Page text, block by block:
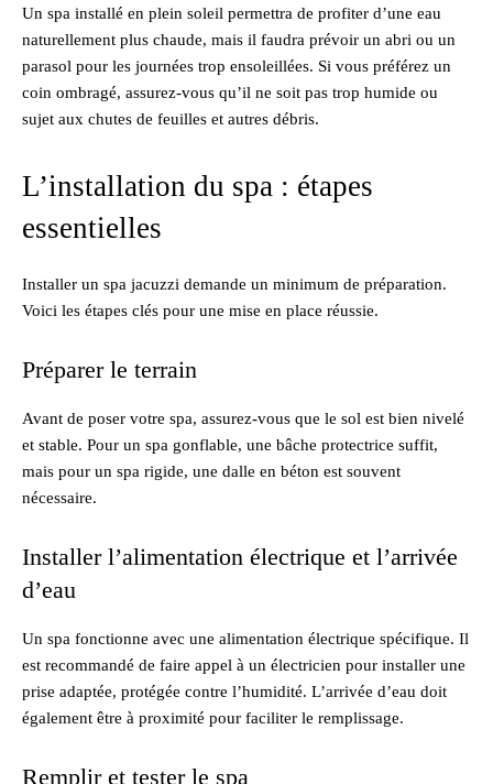
Un spa installé en plein soleil permettra de profiter d’une eau
naturellement plus chaude, mais il faudra prévoir un abri ou un
parasol pour les journées trop ensoleillées. Si vous préférez un
coin ombragé, assurez-vous qu’il ne soit pas trop humide ou
sujet aux chutes de feuilles et autres débris.
L’installation du spa : étapes
essentielles
Installer un spa jacuzzi demande un minimum de préparation.
Voici les étapes clés pour une mise en place réussie.
Préparer le terrain
Avant de poser votre spa, assurez-vous que le sol est bien nivelé
et stable. Pour un spa gonflable, une bâche protectrice suffit,
mais pour un spa rigide, une dalle en béton est souvent
nécessaire.
Installer l’alimentation électrique et l’arrivée
d’eau
Un spa fonctionne avec une alimentation électrique spécifique. Il
est recommandé de faire appel à un électricien pour installer une
prise adaptée, protégée contre l’humidité. L’arrivée d’eau doit
également être à proximité pour faciliter le remplissage.
Remplir et tester le spa